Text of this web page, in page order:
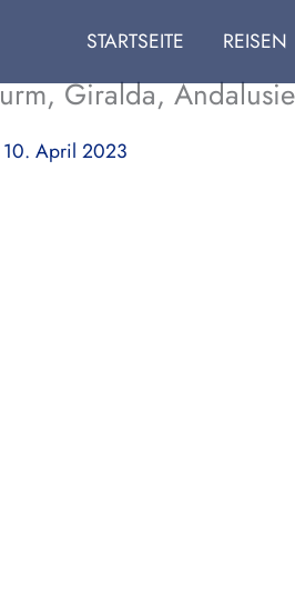
STARTSEITE REISEN
Giralda,
10. April 2023